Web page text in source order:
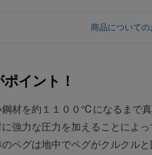
商品について
イント！
材を約１１００℃になるまで
強力な圧力を加えることによ
ペグは地中でペグがクルクル